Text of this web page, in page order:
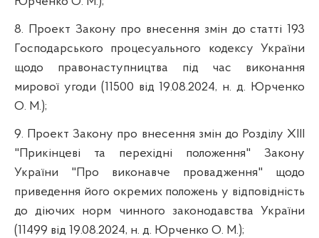
8. Проект Закону про внесення змін до статті 193
Господарського процесуального кодексу України
щодо правонаступництва під час виконання
мирової угоди (11500 від 19.08.2024, н. д. Юрченко
О. М.);
9. Проект Закону про внесення змін до Розділу XIIІ
"Прикінцеві та перехідні положення" Закону
України "Про виконавче провадження" щодо
приведення його окремих положень у відповідність
до діючих норм чинного законодавства України
(11499 від 19.08.2024, н. д. Юрченко О. М.);